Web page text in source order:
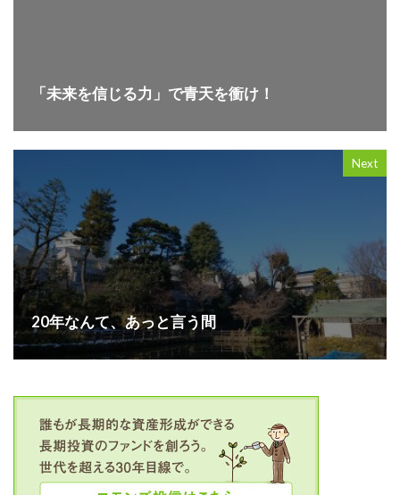
「未来を信じる力」で青天を衝け！
Next
20年なんて、あっと言う間